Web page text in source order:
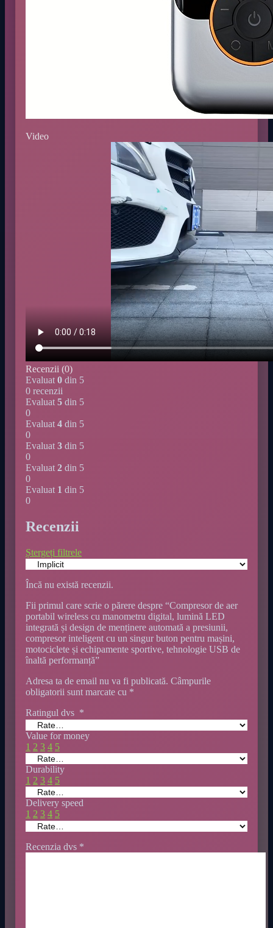
Video
Recenzii (0)
Evaluat 0 din 5
0 recenzii
Evaluat 5 din 5
0
Evaluat 4 din 5
0
Evaluat 3 din 5
0
Evaluat 2 din 5
0
Evaluat 1 din 5
0
Recenzii
Ștergeți filtrele
Încă nu există recenzii.
Fii primul care scrie o părere despre “Compresor de aer
portabil wireless cu manometru digital, lumină LED
integrată și design de menținere automată a presiunii,
compresor inteligent cu un singur buton pentru mașini,
motociclete și echipamente sportive, tehnologie USB de
înaltă performanță”
Adresa ta de email nu va fi publicată. Câmpurile
obligatorii sunt marcate cu *
Ratingul dvs *
Value for money
1 2 3 4 5
Durability
1 2 3 4 5
Delivery speed
1 2 3 4 5
Recenzia dvs *